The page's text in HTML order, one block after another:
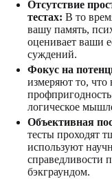
Отсутствие
тестах: В то
вашу память,
оценивает ваши
суждений.
Фокус на
измеряют то,
логическое
Объективная
тесты проходят
используют
бэкграундом.